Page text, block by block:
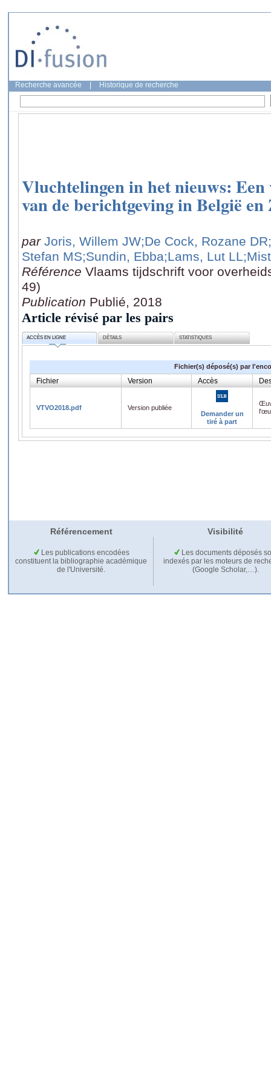
Recherche avancée Historique de recherche
Vluchtelingen in het nieuws: Een
van de berichtgeving in België en
par Joris, Willem JW;De Cock, Rozane DR
Stefan MS;Sundin, Ebba;Lams, Lut LL
Référence Vlaams tijdschrift voor
49)
Publication Publié, 2018
Article révisé par les pairs
ACCÈS EN LIGNE DÉTAILS STATISTIQUES
Fichier(s) déposé(s) par
Fichier Version Accès
VTVO2018.pdf
Version publiée
Demander un
tiré à part
Référencement Visibilité
Les publications encodées
constituent la bibliographie académique
de l'Université.
Les documents déposés
indexés par les moteurs de
(Google Scholar,…).